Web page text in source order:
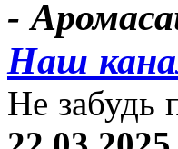
-
Наш
Не забудь